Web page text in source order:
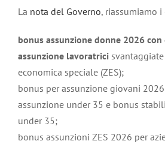
La nota del Governo, riassumiamo
bonus assunzione donne 2026
assunzione lavoratrici
economica speciale (ZES);
bonus per assunzione giovani
assunzione under 35 e bonus
under 35;
bonus assunzioni ZES 2026 per